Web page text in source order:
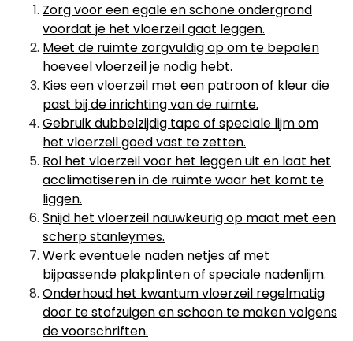
Zorg voor een egale en schone ondergrond
voordat je het vloerzeil gaat leggen.
Meet de ruimte zorgvuldig op om te bepalen
hoeveel vloerzeil je nodig hebt.
Kies een vloerzeil met een patroon of kleur die
past bij de inrichting van de ruimte.
Gebruik dubbelzijdig tape of speciale lijm om
het vloerzeil goed vast te zetten.
Rol het vloerzeil voor het leggen uit en laat het
acclimatiseren in de ruimte waar het komt te
liggen.
Snijd het vloerzeil nauwkeurig op maat met een
scherp stanleymes.
Werk eventuele naden netjes af met
bijpassende plakplinten of speciale nadenlijm.
Onderhoud het kwantum vloerzeil regelmatig
door te stofzuigen en schoon te maken volgens
de voorschriften.